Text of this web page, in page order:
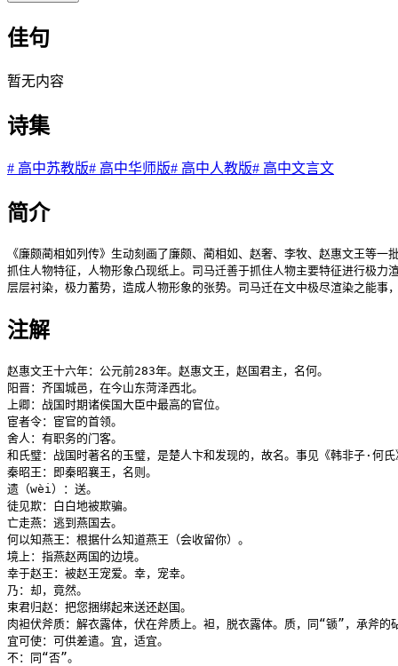
佳句
暂无内容
诗集
# 高中苏教版# 高中华师版# 高中人教版# 高中文言文
简介
《廉颇蔺相如列传》生动刻画了廉颇、蔺相如、赵奢、李牧、赵惠文王等
抓住人物特征，人物形象凸现纸上。司马迁善于抓住人物主要特征进行极
层层衬染，极力蓄势，造成人物形象的张势。司马迁在文中极尽渲染之能
注解
赵惠文王十六年：公元前283年。赵惠文王，赵国君主，名何。
阳晋：齐国城邑，在今山东菏泽西北。
上卿：战国时期诸侯国大臣中最高的官位。
宦者令：宦官的首领。
舍人：有职务的门客。
和氏璧：战国时著名的玉璧，是楚人卞和发现的，故名。事见《韩非子·何氏
秦昭王：即秦昭襄王，名则。
遗（wèi）：送。
徒见欺：白白地被欺骗。
亡走燕：逃到燕国去。
何以知燕王：根据什么知道燕王（会收留你）。
境上：指燕赵两国的边境。
幸于赵王：被赵王宠爱。幸，宠幸。
乃：却，竟然。
束君归赵：把您捆绑起来送还赵国。
肉袒伏斧质：解衣露体，伏在斧质上。袒，脱衣露体。质，同“锧”，承斧的
宜可使：可供差遣。宜，适宜。
不：同“否”。